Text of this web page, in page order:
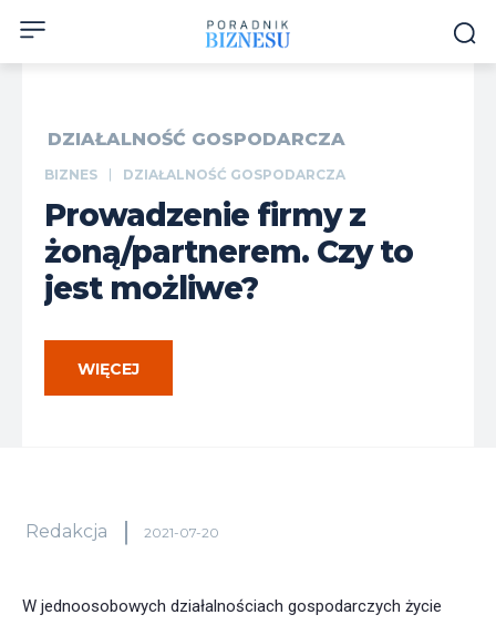
DZIAŁALNOŚĆ GOSPODARCZA
BIZNES DZIAŁALNOŚĆ GOSPODARCZA
Prowadzenie firmy z
żoną/partnerem. Czy to
jest możliwe?
WIĘCEJ
Redakcja 2021-07-20
W jednoosobowych działalnościach gospodarczych życie